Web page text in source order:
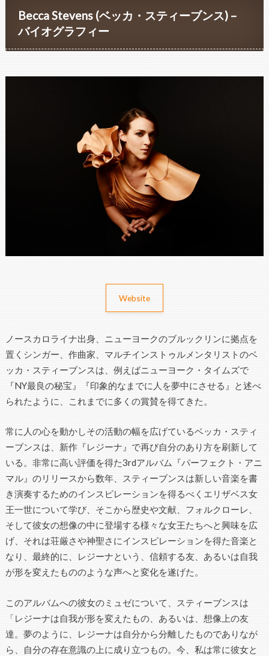
Becca Stevens (ベッカ・スティーブンス) –
バイオグラフィー
Website
ノースカロライナ出身、ニューヨークのブルックリンに拠点を
置くシンガー、作曲家、マルチインストゥルメンタリストのベ
ッカ・スティーブンスは、例えばニューヨーク・タイムズで
『NY最良の秘宝』『印象的なまでに人を夢中にさせる』と述べ
られたように、これまでに多くの賞賛を得てきた。
常に人の心を動かしその活動の幅を広げているベッカ・スティ
ーブンスは、新作『レジーナ』で再び自分のあり方を刷新して
いる。非常に高い評価を得た3rdアルバム『パーフェクト・アニ
マル』のリリースから数年、スティーブンスは新しい音楽を書
き演奏するためのインスピレーションを得るべくエリザベス女
王一世について学び、そこから歴史や文献、フォルクローレ、
そして彼女の想像の中に登場する様々な女王たちへと興味を広
げ、それは荘厳さや神聖さにインスピレーションを得た音楽と
なり、最終的に、レジーナという、信頼する友、あるいは自我
が形を変えたもののような声へと変化を遂げた。
このアルバムへの彼女のミュゼについて、スティーブンスは
「レジーナは自我が形を変えたもの、あるいは、想像上の友
達。夢のように、レジーナは自分から分離したものでありなが
ら、自分の存在意識の上に成り立つもの。今、私は常に彼女と